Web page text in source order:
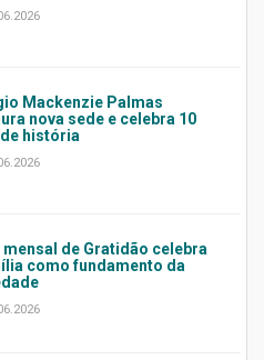
Mackenzie Palmas
nova sede e celebra 10
história
mensal de Gratidão celebra
como fundamento da